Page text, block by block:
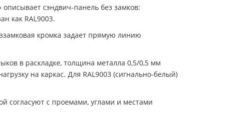
сэндвич-панель без замков:
как RAL9003.
кромка задает прямую линию
в раскладке, толщина металла 0,5/0,5 мм
на каркас. Для RAL9003 (сигнально-белый)
согласуют с проемами, углами и местами